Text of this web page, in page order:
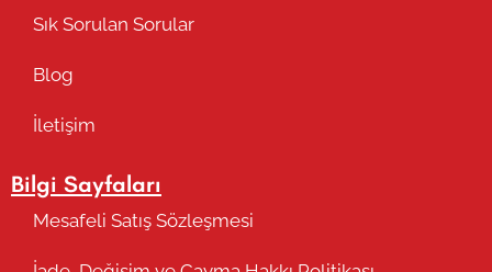
Sık Sorulan Sorular
Blog
İletişim
Bilgi Sayfaları
Mesafeli Satış Sözleşmesi